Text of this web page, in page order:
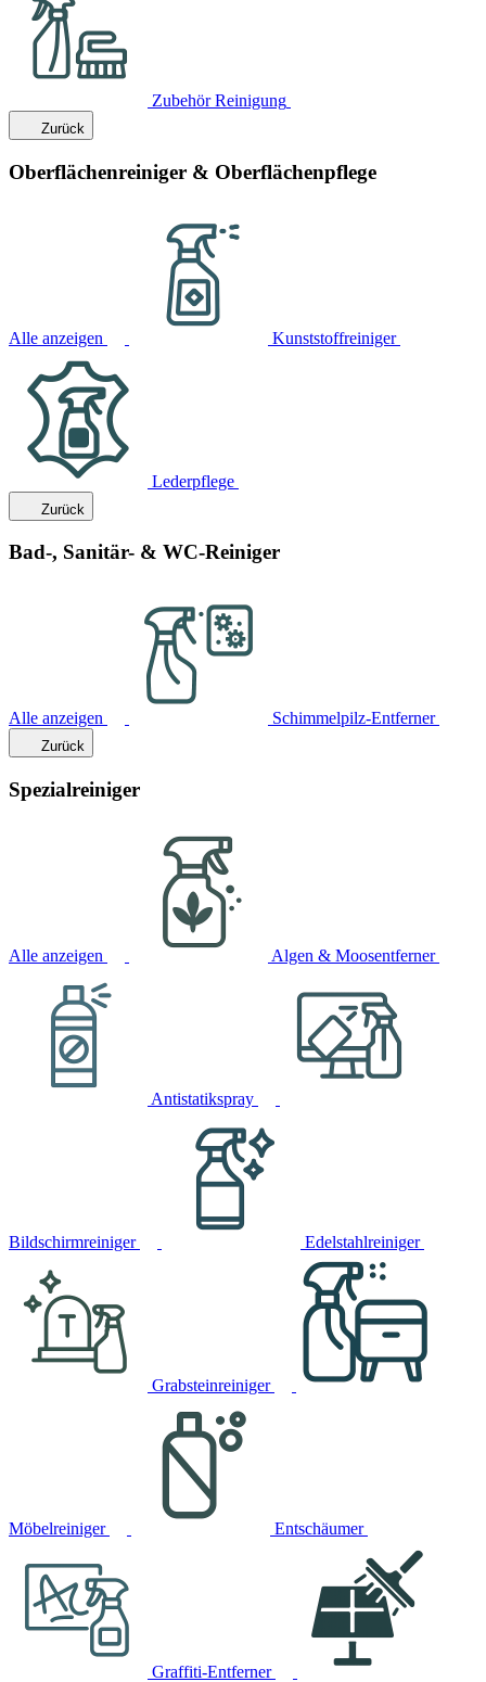
Zubehör Reinigung
Zurück
Oberflächenreiniger & Oberflächenpflege
Alle anzeigen Kunststoffreiniger
Lederpflege
Zurück
Bad-, Sanitär- & WC-Reiniger
Alle anzeigen Schimmelpilz-Entferner
Zurück
Spezialreiniger
Alle anzeigen Algen & Moosentferner
Antistatikspray
Bildschirmreiniger Edelstahlreiniger
Grabsteinreiniger
Möbelreiniger Entschäumer
Graffiti-Entferner